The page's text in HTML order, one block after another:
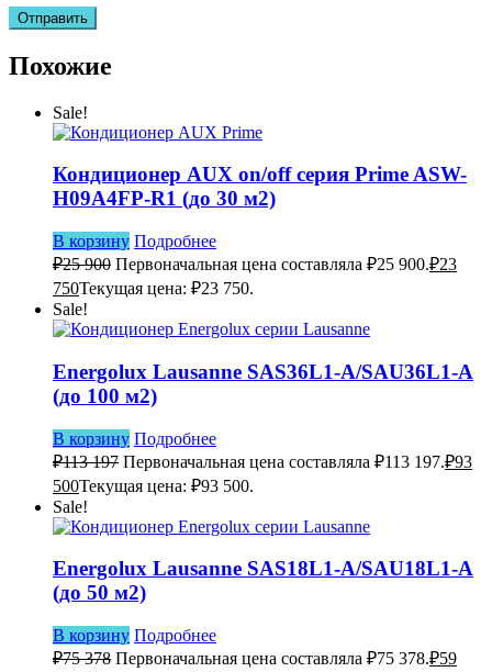
Похожие
Sale!
Кондиционер AUX on/off серия Prime ASW-
H09A4FP-R1 (до 30 м2)
В корзину Подробнее
₽25 900 Первоначальная цена составляла ₽25 900.₽23
750Текущая цена: ₽23 750.
Sale!
Energolux Lausanne SAS36L1-A/SAU36L1-A
(до 100 м2)
В корзину Подробнее
₽113 197 Первоначальная цена составляла ₽113 197.₽93
500Текущая цена: ₽93 500.
Sale!
Energolux Lausanne SAS18L1-A/SAU18L1-A
(до 50 м2)
В корзину Подробнее
₽75 378 Первоначальная цена составляла ₽75 378.₽59